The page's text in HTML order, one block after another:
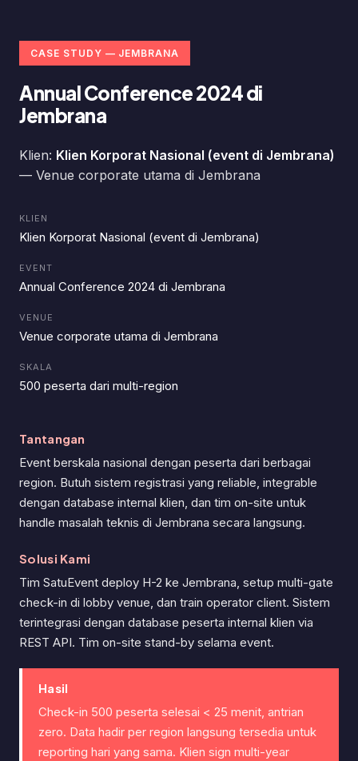
CASE STUDY — JEMBRANA
Annual Conference 2024 di
Jembrana
Klien: Klien Korporat Nasional (event di Jembrana)
— Venue corporate utama di Jembrana
KLIEN
Klien Korporat Nasional (event di Jembrana)
EVENT
Annual Conference 2024 di Jembrana
VENUE
Venue corporate utama di Jembrana
SKALA
500 peserta dari multi-region
Tantangan
Event berskala nasional dengan peserta dari berbagai
region. Butuh sistem registrasi yang reliable, integrable
dengan database internal klien, dan tim on-site untuk
handle masalah teknis di Jembrana secara langsung.
Solusi Kami
Tim SatuEvent deploy H-2 ke Jembrana, setup multi-gate
check-in di lobby venue, dan train operator client. Sistem
terintegrasi dengan database peserta internal klien via
REST API. Tim on-site stand-by selama event.
Hasil
Check-in 500 peserta selesai < 25 menit, antrian
zero. Data hadir per region langsung tersedia untuk
reporting hari yang sama. Klien sign multi-year